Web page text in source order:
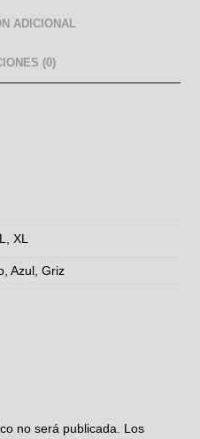
ADICIONAL
(0)
XL
Azul, Griz
no será publicada.
Los